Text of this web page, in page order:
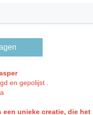
en gepolijst .
een unieke creatie, die het